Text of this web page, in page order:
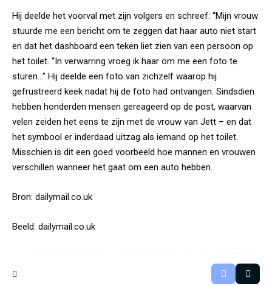
Hij deelde het voorval met zijn volgers en schreef: “Mijn vrouw
stuurde me een bericht om te zeggen dat haar auto niet start
en dat het dashboard een teken liet zien van een persoon op
het toilet. “In verwarring vroeg ik haar om me een foto te
sturen…” Hij deelde een foto van zichzelf waarop hij
gefrustreerd keek nadat hij de foto had ontvangen. Sindsdien
hebben honderden mensen gereageerd op de post, waarvan
velen zeiden het eens te zijn met de vrouw van Jett – en dat
het symbool er inderdaad uitzag als iemand op het toilet.
Misschien is dit een goed voorbeeld hoe mannen en vrouwen
verschillen wanneer het gaat om een auto hebben.
Bron: dailymail.co.uk
Beeld: dailymail.co.uk